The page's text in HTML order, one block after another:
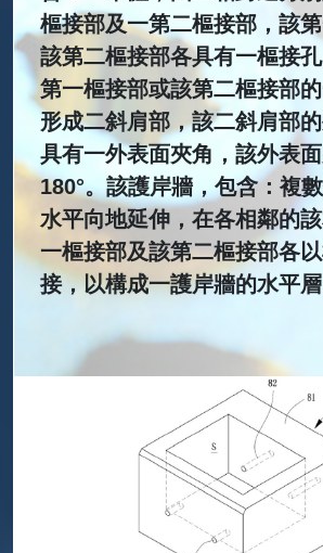
樞接部及一第二樞接部，該
該第二樞接部各具有一樞接
第一樞接部或該第二樞接部
形成二斜肩部，該二斜肩部
具有一外表面夾角，該外表
180°。該護岸牆，包含：複
水平向地延伸，在各相鄰的
一樞接部及該第二樞接部各
接，以構成一護岸牆的水平層